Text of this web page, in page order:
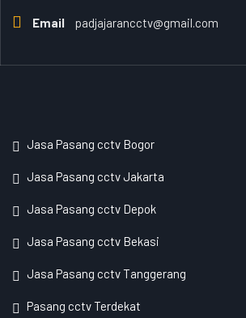
Email padjajarancctv@gmail.com
Jasa Pasang cctv Bogor
Jasa Pasang cctv Jakarta
Jasa Pasang cctv Depok
Jasa Pasang cctv Bekasi
Jasa Pasang cctv Tanggerang
Pasang cctv Terdekat